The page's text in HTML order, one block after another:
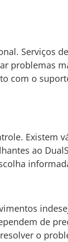
Serviços de
problemas
com o
Existem
ao
de
o